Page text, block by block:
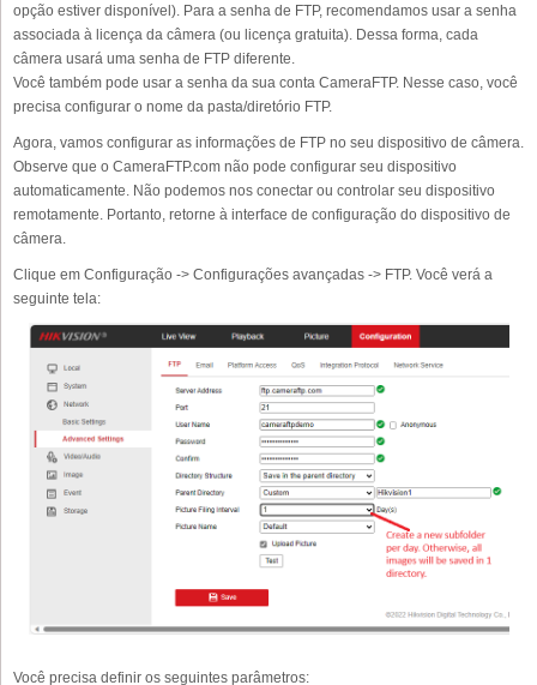
opção estiver disponível). Para a senha de FTP, recomendamos usar a senha
associada à licença da câmera (ou licença gratuita). Dessa forma, cada
câmera usará uma senha de FTP diferente.
Você também pode usar a senha da sua conta CameraFTP. Nesse caso, você
precisa configurar o nome da pasta/diretório FTP.
Agora, vamos configurar as informações de FTP no seu dispositivo de câmera.
Observe que o CameraFTP.com não pode configurar seu dispositivo
automaticamente. Não podemos nos conectar ou controlar seu dispositivo
remotamente. Portanto, retorne à interface de configuração do dispositivo de
câmera.
Clique em Configuração -> Configurações avançadas -> FTP. Você verá a
seguinte tela:
Você precisa definir os seguintes parâmetros: